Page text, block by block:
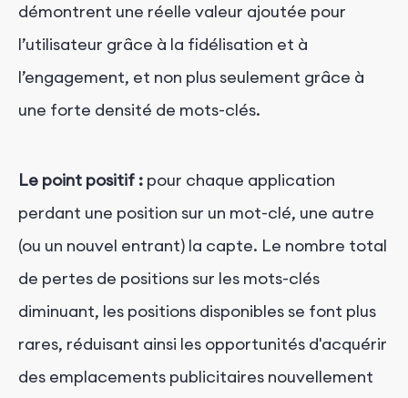
démontrent une réelle valeur ajoutée pour
l’utilisateur grâce à la fidélisation et à
l’engagement, et non plus seulement grâce à
une forte densité de mots-clés.
Le point positif : pour chaque application
perdant une position sur un mot-clé, une autre
(ou un nouvel entrant) la capte. Le nombre total
de pertes de positions sur les mots-clés
diminuant, les positions disponibles se font plus
rares, réduisant ainsi les opportunités d'acquérir
des emplacements publicitaires nouvellement